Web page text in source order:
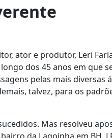
ator e produtor, Leri Faria
dos 45 anos em que
pelas mais diversas
talvez, para os
Mas resolveu